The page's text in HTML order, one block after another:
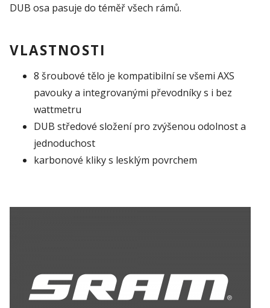
DUB osa pasuje do téměř všech rámů.
VLASTNOSTI
8 šroubové tělo je kompatibilní se všemi AXS
pavouky a integrovanými převodníky s i bez
wattmetru
DUB středové složení pro zvýšenou odolnost a
jednoduchost
karbonové kliky s lesklým povrchem